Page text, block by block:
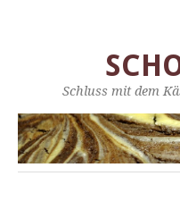
Schluss mit dem